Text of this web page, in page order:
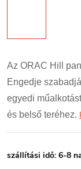
Az ORAC Hill
Engedje
egyedi
és belső teréhez.
szállítási idő: 6-8